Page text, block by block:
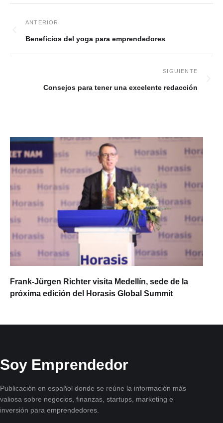
Beneficios del yoga para emprendedores
Consejos para tener una excelente redacción
Frank-Jürgen Richter visita Medellín, sede de la
próxima edición del Horasis Global Summit
Soy Emprendedor
Publicación en español donde se reúne la información más
valiosa sobre negocios, finanzas, startups, marketing e
inversión para emprendedores.